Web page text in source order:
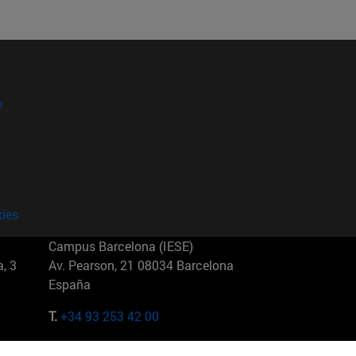
3
Campus Barcelona (IESE)
Av. Pearson, 21 08034 Barcelona
España
T.+34 93 253 42 00